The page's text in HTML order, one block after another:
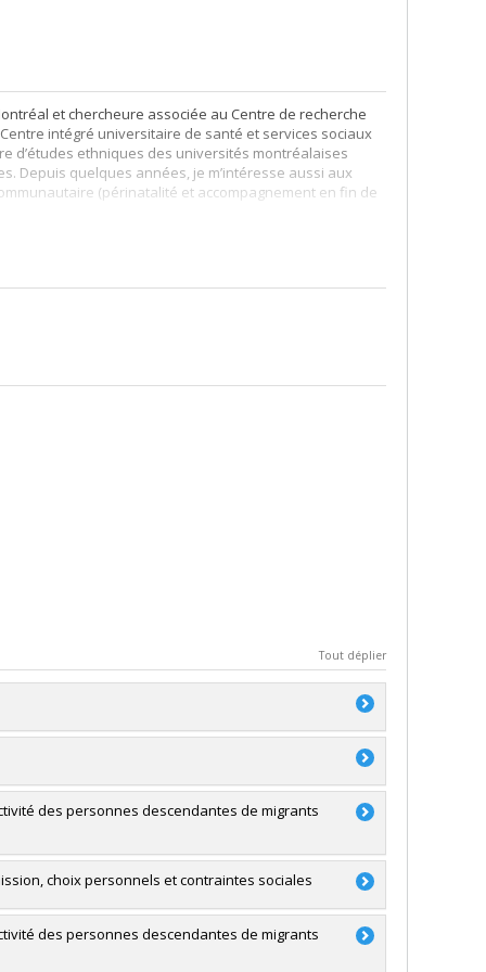
et chercheure associée au Centre de recherche
intégré universitaire de santé et services sociaux
d’études ethniques des universités montréalaises
Depuis quelques années, je m’intéresse aussi aux
(périnatalité et accompagnement en fin de
Tout déplier
Canada
des personnes descendantes de migrants
Canada
choix personnels et contraintes sociales
des personnes descendantes de migrants